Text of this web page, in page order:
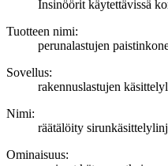
Insinöörit käytettävissä
Tuotteen nimi:
perunalastujen
Sovellus:
rakennuslastujen
Nimi:
räätälöity
Ominaisuus: